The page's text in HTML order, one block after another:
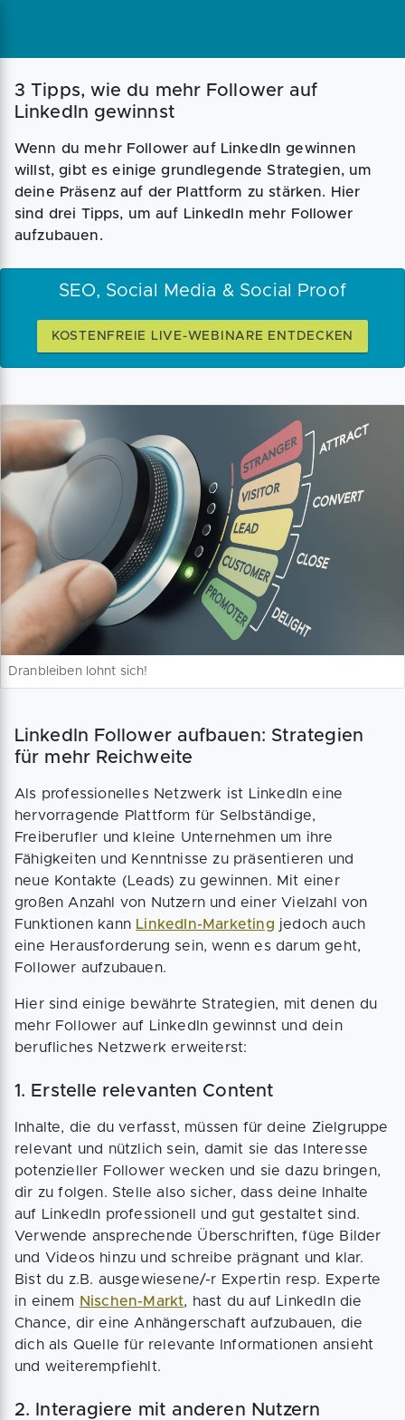
3 Tipps, wie du mehr Follower auf
LinkedIn gewinnst
Wenn du mehr Follower auf LinkedIn gewinnen
willst, gibt es einige grundlegende Strategien, um
deine Präsenz auf der Plattform zu stärken. Hier
sind drei Tipps, um auf LinkedIn mehr Follower
aufzubauen.
SEO, Social Media & Social Proof
KOSTENFREIE LIVE-WEBINARE ENTDECKEN
Dranbleiben lohnt sich!
LinkedIn Follower aufbauen: Strategien
für mehr Reichweite
Als professionelles Netzwerk ist LinkedIn eine
hervorragende Plattform für Selbständige,
Freiberufler und kleine Unternehmen um ihre
Fähigkeiten und Kenntnisse zu präsentieren und
neue Kontakte (Leads) zu gewinnen. Mit einer
großen Anzahl von Nutzern und einer Vielzahl von
Funktionen kann LinkedIn-Marketing jedoch auch
eine Herausforderung sein, wenn es darum geht,
Follower aufzubauen.
Hier sind einige bewährte Strategien, mit denen du
mehr Follower auf LinkedIn gewinnst und dein
berufliches Netzwerk erweiterst:
1. Erstelle relevanten Content
Inhalte, die du verfasst, müssen für deine Zielgruppe
relevant und nützlich sein, damit sie das Interesse
potenzieller Follower wecken und sie dazu bringen,
dir zu folgen. Stelle also sicher, dass deine Inhalte
auf LinkedIn professionell und gut gestaltet sind.
Verwende ansprechende Überschriften, füge Bilder
und Videos hinzu und schreibe prägnant und klar.
Bist du z.B. ausgewiesene/-r Expertin resp. Experte
in einem Nischen-Markt, hast du auf LinkedIn die
Chance, dir eine Anhängerschaft aufzubauen, die
dich als Quelle für relevante Informationen ansieht
und weiterempfiehlt.
2. Interagiere mit anderen Nutzern